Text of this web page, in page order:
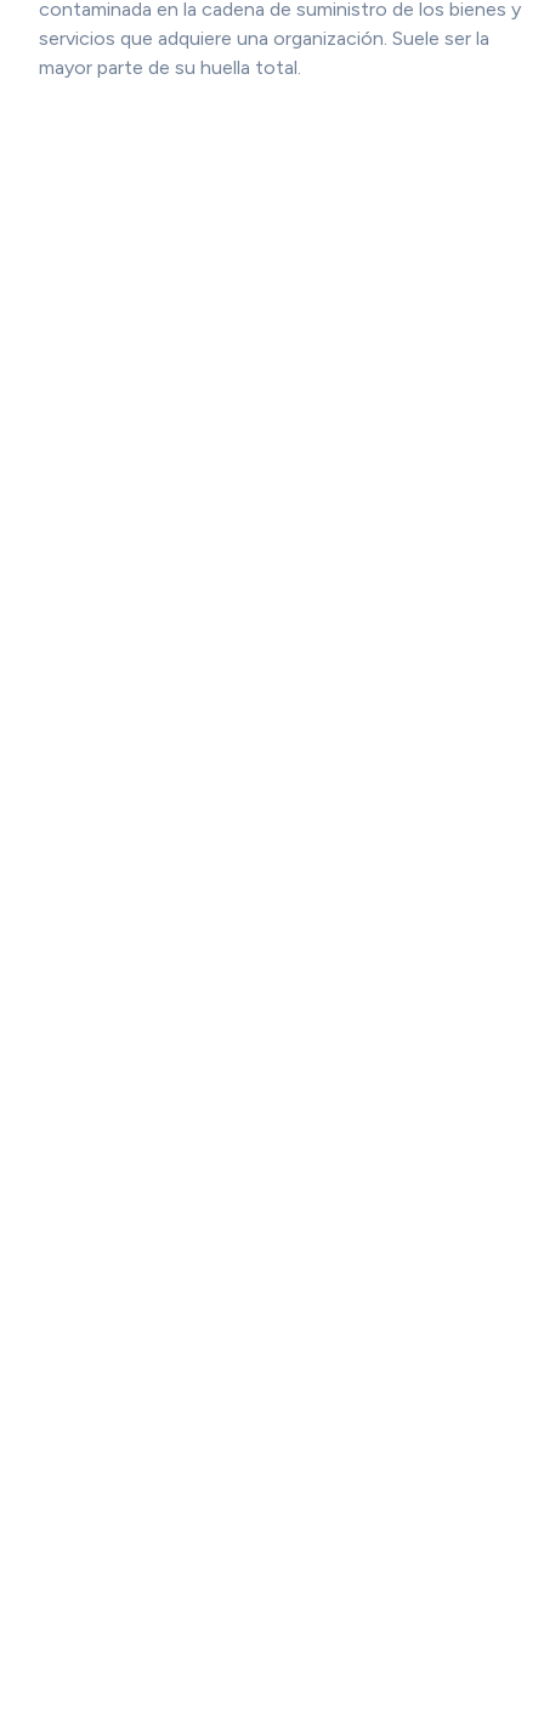
contaminada en la cadena de suministro de los bienes y
servicios que adquiere una organización. Suele ser la
mayor parte de su huella total.